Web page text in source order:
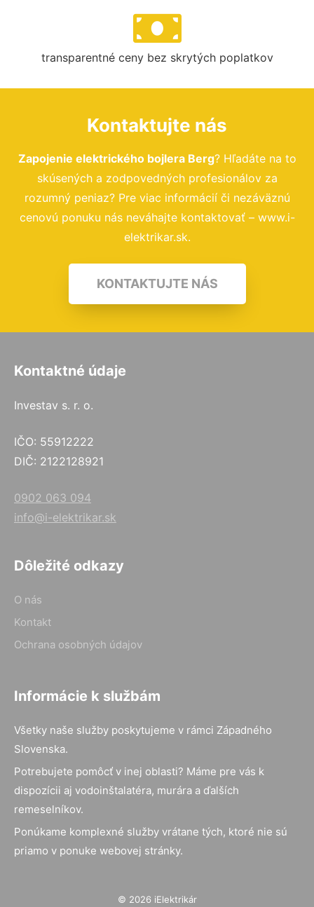
transparentné ceny bez skrytých poplatkov
Kontaktujte nás
Zapojenie elektrického bojlera Berg? Hľadáte na to
skúsených a zodpovedných profesionálov za
rozumný peniaz? Pre viac informácií či nezáväznú
cenovú ponuku nás neváhajte kontaktovať – www.i-
elektrikar.sk.
KONTAKTUJTE NÁS
Kontaktné údaje
Investav s. r. o.
IČO: 55912222
DIČ: 2122128921
0902 063 094
info@i-elektrikar.sk
Dôležité odkazy
O nás
Kontakt
Ochrana osobných údajov
Informácie k službám
Všetky naše služby poskytujeme v rámci Západného
Slovenska.
Potrebujete pomôcť v inej oblasti? Máme pre vás k
dispozícii aj vodoinštalatéra, murára a ďalších
remeselníkov.
Ponúkame komplexné služby vrátane tých, ktoré nie sú
priamo v ponuke webovej stránky.
© 2026 iElektrikár